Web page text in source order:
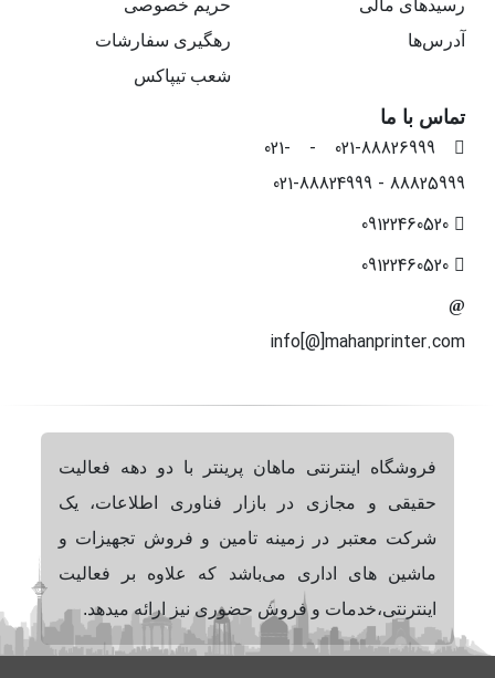
رسیدهای مالی
آدرس‌ها
حریم خصوصی
رهگیری سفارشات
شعب تیپاکس
تماس با ما
021-88826999 - 021-
88825999 - 021-88824999
info[@]mahanprinter.com
فروشگاه اینترنتی ماهان پرینتر با دو دهه فعالیت
حقیقی و مجازی در بازار فناوری اطلاعات، یک
شرکت معتبر در زمینه تامین و فروش تجهیزات و
ماشین های اداری می‌باشد که علاوه بر فعالیت
اینترنتی،خدمات و فروش حضوری نیز ارائه میدهد.